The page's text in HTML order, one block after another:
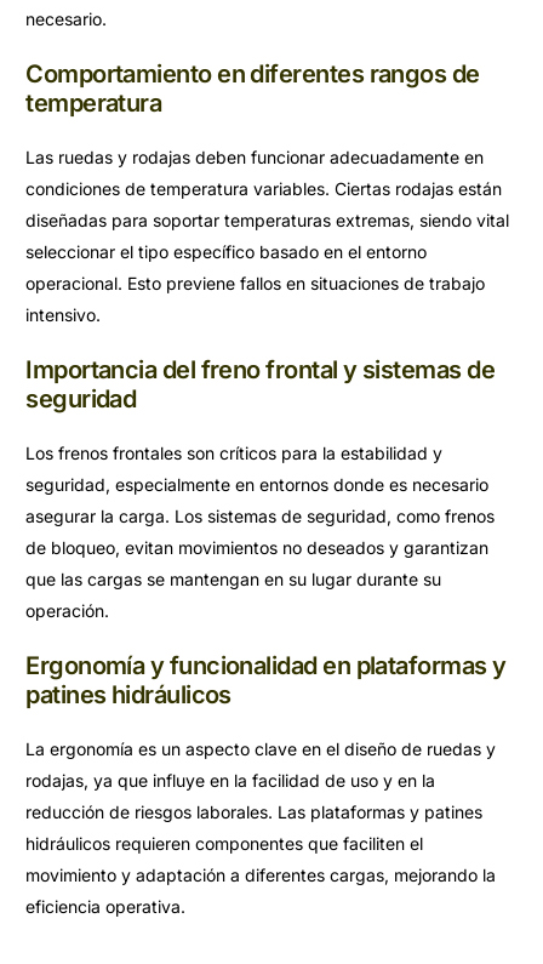
necesario.
Comportamiento en diferentes rangos de
temperatura
Las ruedas y rodajas deben funcionar adecuadamente en
condiciones de temperatura variables. Ciertas rodajas están
diseñadas para soportar temperaturas extremas, siendo vital
seleccionar el tipo específico basado en el entorno
operacional. Esto previene fallos en situaciones de trabajo
intensivo.
Importancia del freno frontal y sistemas de
seguridad
Los frenos frontales son críticos para la estabilidad y
seguridad, especialmente en entornos donde es necesario
asegurar la carga. Los sistemas de seguridad, como frenos
de bloqueo, evitan movimientos no deseados y garantizan
que las cargas se mantengan en su lugar durante su
operación.
Ergonomía y funcionalidad en plataformas y
patines hidráulicos
La ergonomía es un aspecto clave en el diseño de ruedas y
rodajas, ya que influye en la facilidad de uso y en la
reducción de riesgos laborales. Las plataformas y patines
hidráulicos requieren componentes que faciliten el
movimiento y adaptación a diferentes cargas, mejorando la
eficiencia operativa.